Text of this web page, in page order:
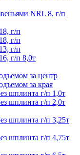
NRL 8, г/п
г/п
г/п
г/п
г/п 8,0т
за центр
за края
шплинта г/п 1,0т
шплинта г/п 2,0т
шплинта г/п 3,25т
шплинта г/п 4,75т